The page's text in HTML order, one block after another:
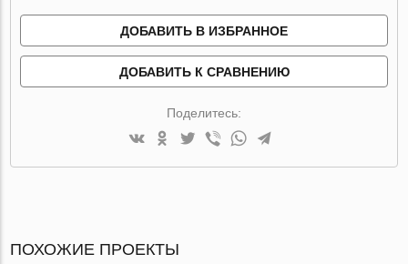
ДОБАВИТЬ В ИЗБРАННОЕ
ДОБАВИТЬ К СРАВНЕНИЮ
Поделитесь:
ПОХОЖИЕ ПРОЕКТЫ